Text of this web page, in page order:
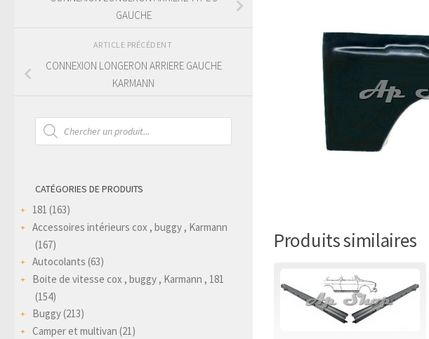
Produits similaires
GAUCHE
ARTICLE PRÉCÉDENT
CONNEXION LONGERON ARRIERE GAUCHE
KARMANN
Recherche
de
produits
CATÉGORIES DE PRODUITS
181 (163)
Accessoires intérieurs cox , buggy , Karmann
(167)
Autocolants (63)
Boite de vitesse cox , buggy , Karmann , 181
(154)
Buggy(213)
Camper et multivan (21)